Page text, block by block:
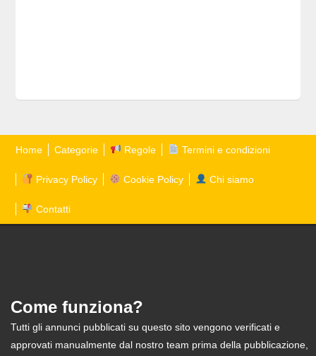
Home Categorie Regole Termini e condizioni
Privacy Policy Cookie Policy Chi siamo
Contatti
Come funziona?
Tutti gli annunci pubblicati su questo sito vengono verificati e
approvati manualmente dal nostro team prima della pubblicazione,